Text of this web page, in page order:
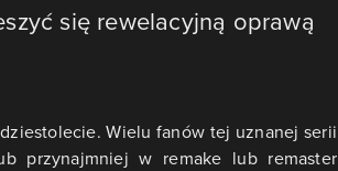
się rewelacyjną oprawą
Wielu fanów tej uznanej serii
przynajmniej w remake lub remaster